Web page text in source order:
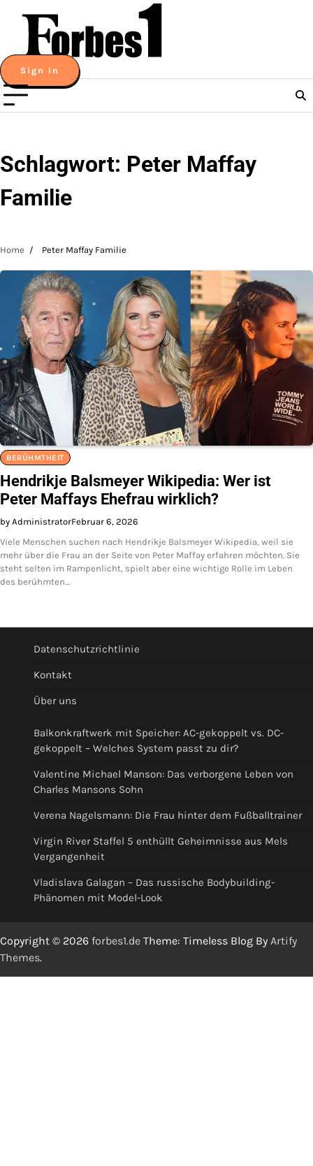
content
Sign In
Schlagwort: Peter Maffay
Familie
Home Peter Maffay Familie
BERÜHMTHEIT
Hendrikje Balsmeyer Wikipedia: Wer ist
Peter Maffays Ehefrau wirklich?
by AdministratorFebruar 6, 2026
Viele Menschen suchen nach Hendrikje Balsmeyer Wikipedia, weil sie
mehr über die Frau an der Seite von Peter Maffay erfahren möchten. Sie
steht selten im Rampenlicht, spielt aber eine wichtige Rolle im Leben
des berühmten…
Datenschutzrichtlinie
Kontakt
Über uns
Balkonkraftwerk mit Speicher: AC-gekoppelt vs. DC-
gekoppelt – Welches System passt zu dir?
Valentine Michael Manson: Das verborgene Leben von
Charles Mansons Sohn
Verena Nagelsmann: Die Frau hinter dem Fußballtrainer
Virgin River Staffel 5 enthüllt Geheimnisse aus Mels
Vergangenheit
Vladislava Galagan – Das russische Bodybuilding-
Phänomen mit Model-Look
Copyright © 2026 forbes1.de Theme: Timeless Blog By Artify
Themes.